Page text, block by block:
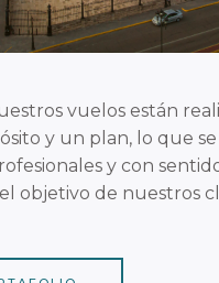
vuelos están
y un plan, lo que
y con
objetivo de nuestros